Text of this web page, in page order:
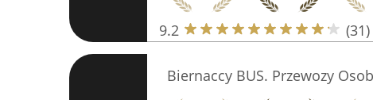
9.2 (31)
Biernaccy BUS. Przewozy